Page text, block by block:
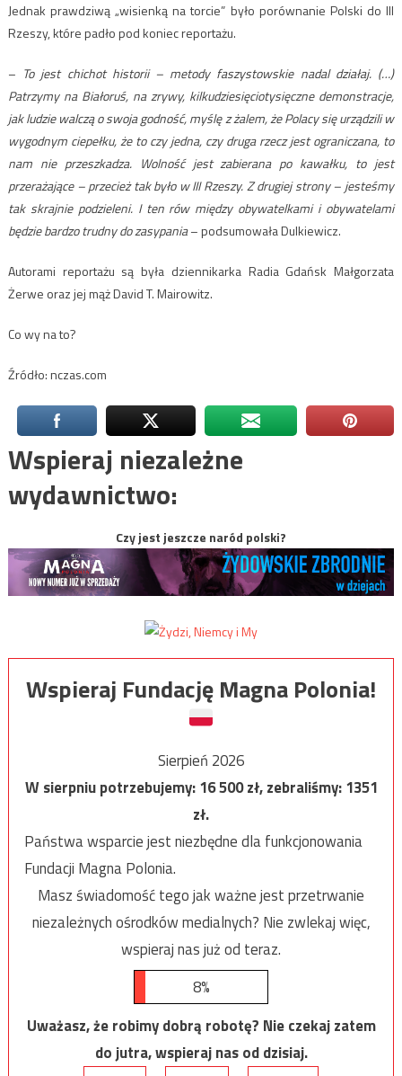
Jednak prawdziwą „wisienką na torcie” było porównanie Polski do III
Rzeszy, które padło pod koniec reportażu.
– To jest chichot historii – metody faszystowskie nadal działaj. (…)
Patrzymy na Białoruś, na zrywy, kilkudziesięciotysięczne demonstracje,
jak ludzie walczą o swoja godność, myślę z żalem, że Polacy się urządzili w
wygodnym ciepełku, że to czy jedna, czy druga rzecz jest ograniczana, to
nam nie przeszkadza. Wolność jest zabierana po kawałku, to jest
przerażające – przecież tak było w III Rzeszy. Z drugiej strony – jesteśmy
tak skrajnie podzieleni. I ten rów między obywatelkami i obywatelami
będzie bardzo trudny do zasypania– podsumowała Dulkiewicz.
Autorami reportażu są była dziennikarka Radia Gdańsk Małgorzata
Żerwe oraz jej mąż David T. Mairowitz.
Co wy na to?
Źródło: nczas.com
Wspieraj niezależne
wydawnictwo:
Czy jest jeszcze naród polski?
Wspieraj Fundację Magna Polonia!
Sierpień 2026
W sierpniu potrzebujemy:16 500zł, zebraliśmy:1351
zł.
Państwa wsparcie jest niezbędne dla funkcjonowania
Fundacji Magna Polonia.
Masz świadomość tego jak ważne jest przetrwanie
niezależnych ośrodków medialnych? Nie zwlekaj więc,
wspieraj nas już od teraz.
8%
Uważasz, że robimy dobrą robotę? Nie czekaj zatem
do jutra, wspieraj nas od dzisiaj.